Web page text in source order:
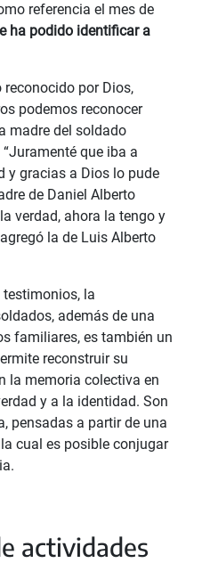
referencia el mes de
ha podido identificar a
reconocido por Dios,
podemos reconocer
madre del soldado
que iba a
y gracias a Dios lo pude
de Daniel Alberto
verdad, ahora la tengo y
la de Luis Alberto
testimonios, la
además de una
familiares, es también un
reconstruir su
la memoria colectiva en
y a la identidad. Son
pensadas a partir de una
cual es posible conjugar
actividades